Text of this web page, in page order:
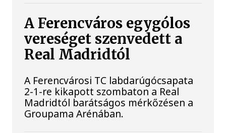
A Ferencváros egygólos
vereséget szenvedett a
Real Madridtól
A Ferencvárosi TC labdarúgócsapata
2-1-re kikapott szombaton a Real
Madridtól barátságos mérkőzésen a
Groupama Arénában.